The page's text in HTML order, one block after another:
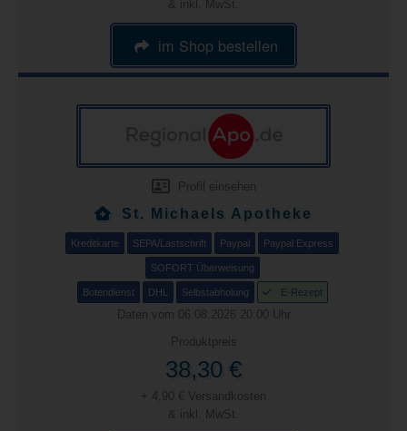
& inkl. MwSt.
im Shop bestellen
Profil einsehen
St. Michaels Apotheke
Kreditkarte SEPA/Lastschrift Paypal Paypal Express
SOFORT Überweisung
Botendienst DHL Selbstabholung E-Rezept
Daten vom 06.08.2026 20:00 Uhr
Produktpreis
38,30 €
+ 4,90 € Versandkosten
& inkl. MwSt.